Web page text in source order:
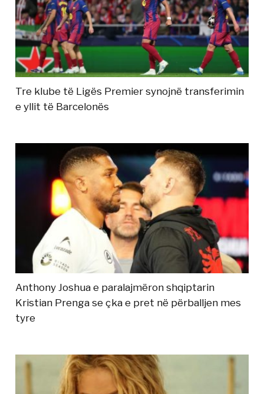
Tre klube të Ligës Premier synojnë transferimin
e yllit të Barcelonës
Anthony Joshua e paralajmëron shqiptarin
Kristian Prenga se çka e pret në përballjen mes
tyre